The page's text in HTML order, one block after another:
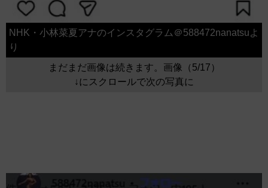
NHK・小林菜夏アナのインスタグラム＠588472nanatsuよ
り
まだまだ画像は続きます。画像（5/17）
↓にスクロールで次の写真に